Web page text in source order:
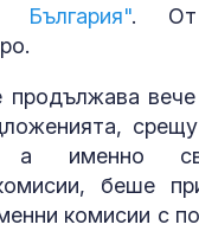
България". От
продължава вече
а именно
беше
комисии с